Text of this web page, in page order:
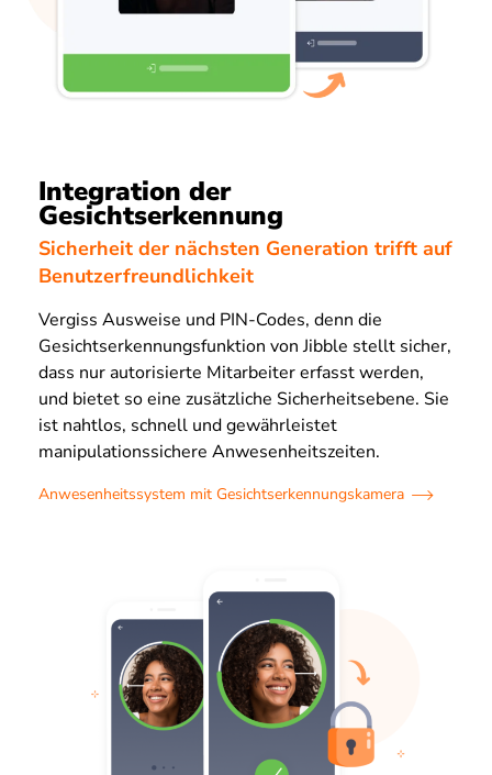
Integration der
Gesichtserkennung
Sicherheit der nächsten Generation trifft auf
Benutzerfreundlichkeit
Vergiss Ausweise und PIN-Codes, denn die
Gesichtserkennungsfunktion von Jibble stellt sicher,
dass nur autorisierte Mitarbeiter erfasst werden,
und bietet so eine zusätzliche Sicherheitsebene. Sie
ist nahtlos, schnell und gewährleistet
manipulationssichere Anwesenheitszeiten.
Anwesenheitssystem mit Gesichtserkennungskamera